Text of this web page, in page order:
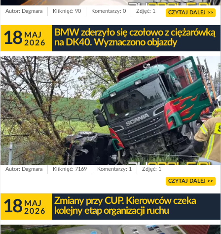
Autor: Dagmara Kliknięć: 90 Komentarzy: 0 Zdjęć: 1 CZYTAJ DALEJ >>
18 MAJ
2026
BMW zderzyło się czołowo z ciężarówką
na DK40. Wyznaczono objazdy
Autor: Dagmara Kliknięć: 7169 Komentarzy: 1 Zdjęć: 1
CZYTAJ DALEJ >>
18 MAJ
2026
Zmiany przy CUP. Kierowców czeka
kolejny etap organizacji ruchu